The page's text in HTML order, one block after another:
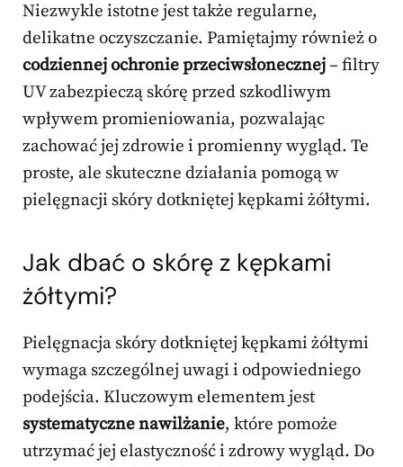
Niezwykle istotne jest także regularne,
delikatne oczyszczanie. Pamiętajmy również o
codziennej ochronie przeciwsłonecznej– filtry
UV zabezpieczą skórę przed szkodliwym
wpływem promieniowania, pozwalając
zachować jej zdrowie i promienny wygląd. Te
proste, ale skuteczne działania pomogą w
pielęgnacji skóry dotkniętej kępkami żółtymi.
Jak dbać o skórę z kępkami
żółtymi?
Pielęgnacja skóry dotkniętej kępkami żółtymi
wymaga szczególnej uwagi i odpowiedniego
podejścia. Kluczowym elementem jest
systematyczne nawilżanie, które pomoże
utrzymać jej elastyczność i zdrowy wygląd. Do